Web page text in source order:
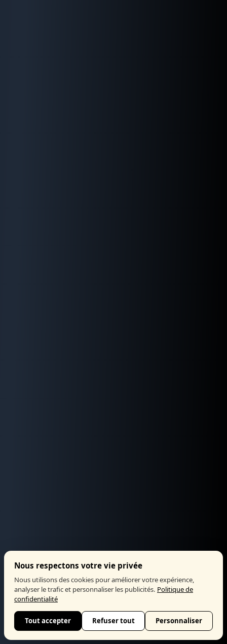
Nous respectons votre vie privée
Nous utilisons des cookies pour améliorer votre expérience,
analyser le trafic et personnaliser les publicités. Politique de
confidentialité
Tout accepter Refuser tout Personnaliser